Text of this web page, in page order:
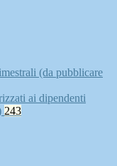
(da pubblicare
ai dipendenti
243